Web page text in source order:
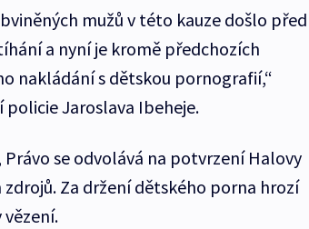
mužů v této kauze došlo před
a nyní je kromě předchozích
nakládání s dětskou pornografií,“
Jaroslava Ibeheje.
se odvolává na potvrzení Halovy
Za držení dětského porna hrozí
vězení.